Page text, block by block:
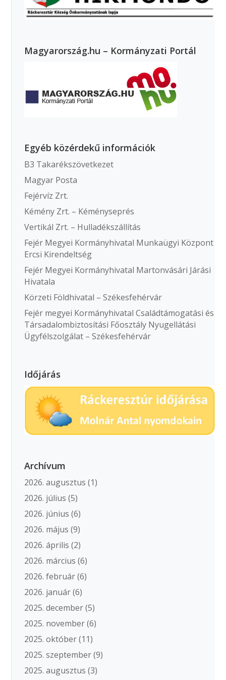
Magyarország.hu – Kormányzati Portál
Egyéb közérdekű információk
B3 Takarékszövetkezet
Magyar Posta
Fejérvíz Zrt.
Kémény Zrt. – Kéményseprés
Vertikál Zrt. – Hulladékszállítás
Fejér Megyei Kormányhivatal Munkaügyi Központ
Ercsi Kirendeltség
Fejér Megyei Kormányhivatal Martonvásári Járási
Hivatala
Körzeti Földhivatal – Székesfehérvár
Fejér megyei Kormányhivatal Családtámogatási és
Társadalombiztosítási Főosztály Nyugellátási
Ügyfélszolgálat – Székesfehérvár
Időjárás
Archívum
2026. augusztus (1)
2026. július (5)
2026. június (6)
2026. május (9)
2026. április (2)
2026. március (6)
2026. február(6)
2026. január(6)
2025. december(5)
2025. november(6)
2025. október(11)
2025. szeptember(9)
2025. augusztus (3)